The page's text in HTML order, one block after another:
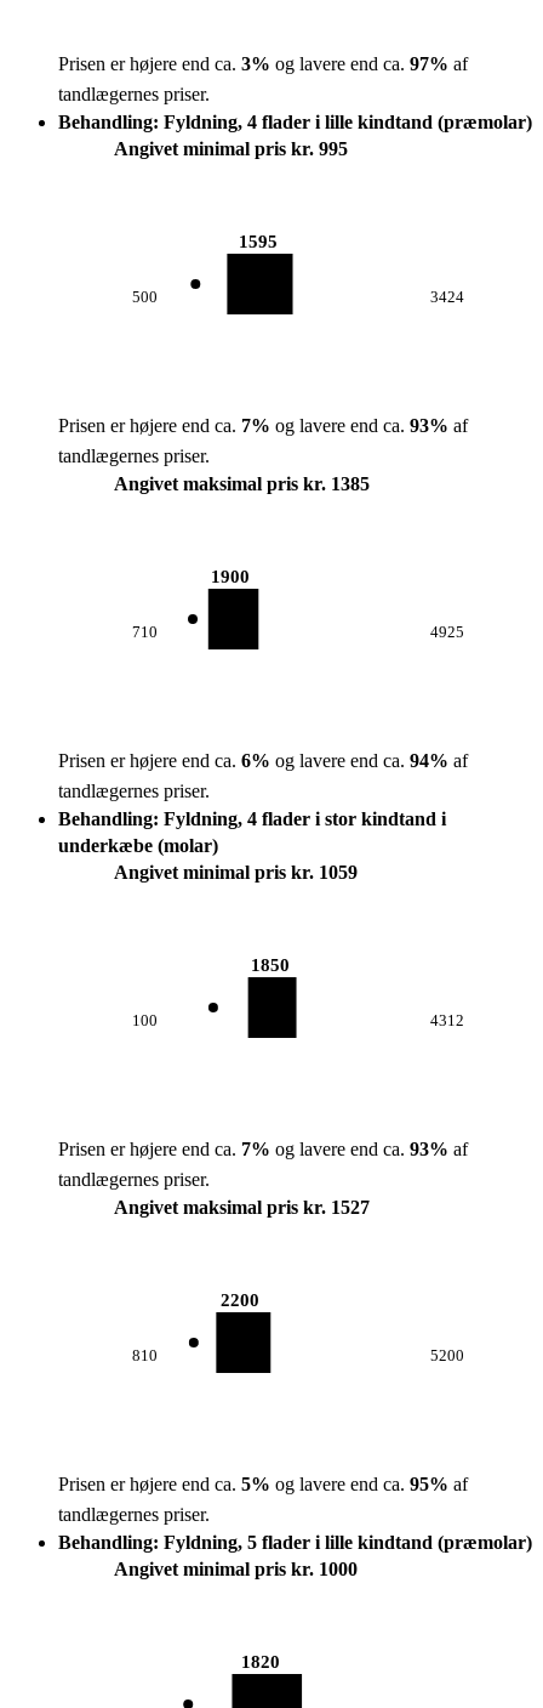
Prisen er højere end ca. 3% og lavere end ca. 97% af
tandlægernes priser.
Behandling: Fyldning, 4 flader i lille kindtand (præmolar)
Angivet minimal pris kr. 995
500
1595
3424
Prisen er højere end ca. 7% og lavere end ca. 93% af
tandlægernes priser.
Angivet maksimal pris kr. 1385
710
1900
4925
Prisen er højere end ca. 6% og lavere end ca. 94% af
tandlægernes priser.
Behandling: Fyldning, 4 flader i stor kindtand i
underkæbe (molar)
Angivet minimal pris kr. 1059
100
1850
4312
Prisen er højere end ca. 7% og lavere end ca. 93% af
tandlægernes priser.
Angivet maksimal pris kr. 1527
810
2200
5200
Prisen er højere end ca. 5% og lavere end ca. 95% af
tandlægernes priser.
Behandling: Fyldning, 5 flader i lille kindtand (præmolar)
Angivet minimal pris kr. 1000
1820